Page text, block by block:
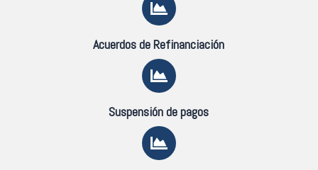
Acuerdos de Refinanciación
Suspensión de pagos